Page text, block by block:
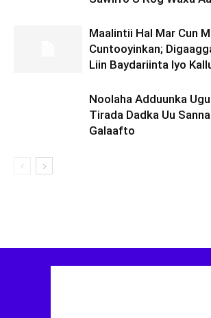
Maalintii Hal Mar Cun
Cuntooyinkan;
Liin Baydariinta Iyo
Noolaha Adduunka
Tirada Dadka Uu
Galaafto